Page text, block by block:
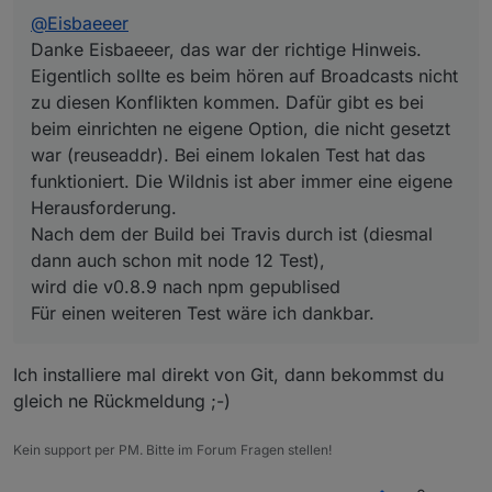
funktioniert. Die Wildnis ist aber immer eine eigene
Herausforderung.
Nach dem der Build bei Travis durch ist (diesmal dann
auch schon mit node 12 Test),
wird die v0.8.9 nach npm gepublised
Für einen weiteren Test wäre ich dankbar.
@Eisbaeeer
Danke Eisbaeeer, das war der richtige Hinweis.
Eigentlich sollte es beim hören auf Broadcasts nicht
zu diesen Konflikten kommen. Dafür gibt es bei
beim einrichten ne eigene Option, die nicht gesetzt
war (reuseaddr). Bei einem lokalen Test hat das
funktioniert. Die Wildnis ist aber immer eine eigene
Herausforderung.
Nach dem der Build bei Travis durch ist (diesmal
dann auch schon mit node 12 Test),
wird die v0.8.9 nach npm gepublised
Für einen weiteren Test wäre ich dankbar.
Ich installiere mal direkt von Git, dann bekommst du
gleich ne Rückmeldung ;-)
Kein support per PM. Bitte im Forum Fragen stellen!